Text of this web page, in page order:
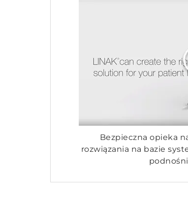
Bezpieczna opieka
rozwiązania na bazie